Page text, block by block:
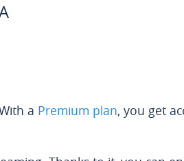
a Premium plan, you get